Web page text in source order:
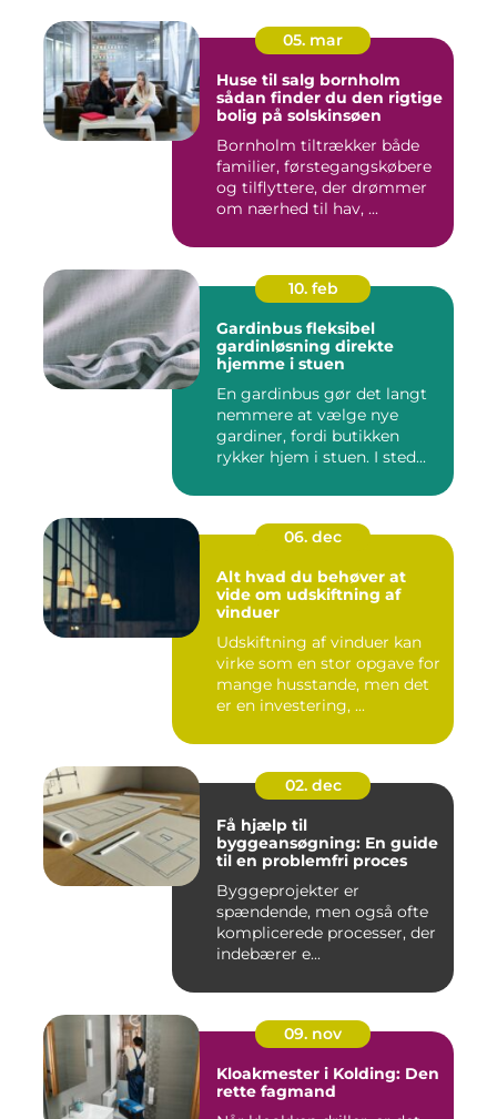
05. mar
Huse til salg bornholm
sådan finder du den rigtige
bolig på solskinsøen
Bornholm tiltrækker både
familier, førstegangskøbere
og tilflyttere, der drømmer
om nærhed til hav, ...
10. feb
Gardinbus fleksibel
gardinløsning direkte
hjemme i stuen
En gardinbus gør det langt
nemmere at vælge nye
gardiner, fordi butikken
rykker hjem i stuen. I sted...
06. dec
Alt hvad du behøver at
vide om udskiftning af
vinduer
Udskiftning af vinduer kan
virke som en stor opgave for
mange husstande, men det
er en investering, ...
02. dec
Få hjælp til
byggeansøgning: En guide
til en problemfri proces
Byggeprojekter er
spændende, men også ofte
komplicerede processer, der
indebærer e...
09. nov
Kloakmester i Kolding: Den
rette fagmand